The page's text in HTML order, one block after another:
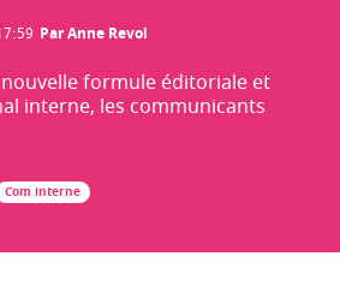
ParAnne Revol
formule éditoriale et
interne, les communicants
Com interne